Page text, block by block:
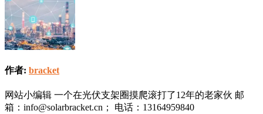
作者: bracket
网站小编辑 一个在光伏支架圈摸爬滚打了12年的老家伙 邮
箱：info@solarbracket.cn； 电话：13164959840